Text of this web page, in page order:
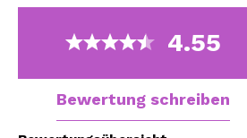
4.55
Bewertung schreiben